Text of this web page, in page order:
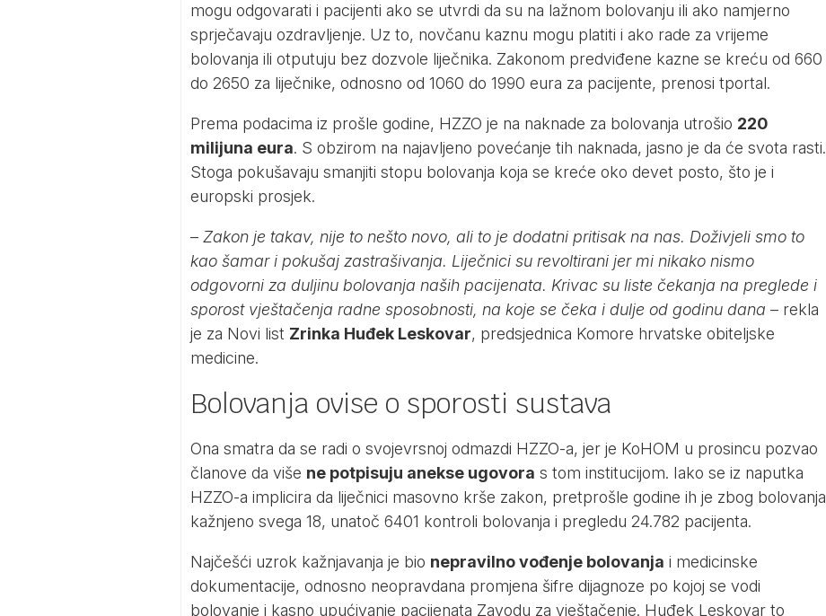
mogu odgovarati i pacijenti ako se utvrdi da su na lažnom bolovanju ili ako namjerno
sprječavaju ozdravljenje. Uz to, novčanu kaznu mogu platiti i ako rade za vrijeme
bolovanja ili otputuju bez dozvole liječnika. Zakonom predviđene kazne se kreću od 660
do 2650 za liječnike, odnosno od 1060 do 1990 eura za pacijente, prenosi tportal.
Prema podacima iz prošle godine, HZZO je na naknade za bolovanja utrošio 220
milijuna eura. S obzirom na najavljeno povećanje tih naknada, jasno je da će svota rasti.
Stoga pokušavaju smanjiti stopu bolovanja koja se kreće oko devet posto, što je i
europski prosjek.
–Zakon je takav, nije to nešto novo, ali to je dodatni pritisak na nas. Doživjeli smo to
kao šamar i pokušaj zastrašivanja. Liječnici su revoltirani jer mi nikako nismo
odgovorni za duljinu bolovanja naših pacijenata. Krivac su liste čekanja na preglede i
sporost vještačenja radne sposobnosti, na koje se čeka i dulje od godinu dana – rekla
je za Novi list Zrinka Huđek Leskovar, predsjednica Komore hrvatske obiteljske
medicine.
Bolovanja ovise o sporosti sustava
Ona smatra da se radi o svojevrsnoj odmazdi HZZO-a, jer je KoHOM u prosincu pozvao
članove da više ne potpisuju anekse ugovora s tom institucijom. Iako se iz naputka
HZZO-a implicira da liječnici masovno krše zakon, pretprošle godine ih je zbog bolovanja
kažnjeno svega 18, unatoč 6401 kontroli bolovanja i pregledu 24.782 pacijenta.
Najčešći uzrok kažnjavanja je bio nepravilno vođenje bolovanja i medicinske
dokumentacije, odnosno neopravdana promjena šifre dijagnoze po kojoj se vodi
bolovanje i kasno upućivanje pacijenata Zavodu za vještačenje. Huđek Leskovar to